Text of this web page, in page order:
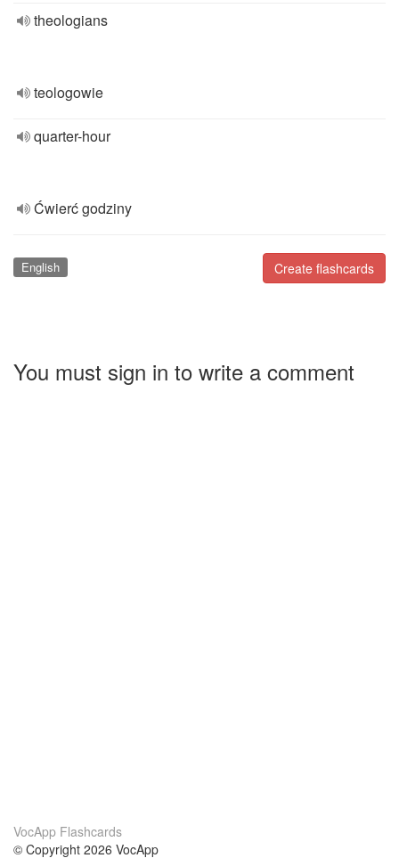
theologians
teologowie
quarter-hour
Ćwierć godziny
Create flashcards
English
You must sign in to write a comment
VocApp Flashcards
© Copyright 2026 VocApp